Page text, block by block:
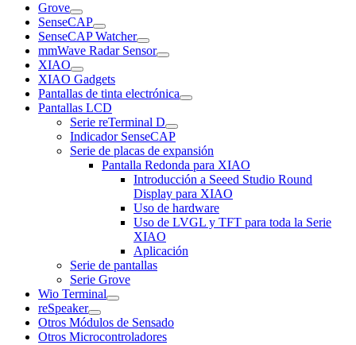
Grove
SenseCAP
SenseCAP Watcher
mmWave Radar Sensor
XIAO
XIAO Gadgets
Pantallas de tinta electrónica
Pantallas LCD
Serie reTerminal D
Indicador SenseCAP
Serie de placas de expansión
Pantalla Redonda para XIAO
Introducción a Seeed Studio Round
Display para XIAO
Uso de hardware
Uso de LVGL y TFT para toda la Serie
XIAO
Aplicación
Serie de pantallas
Serie Grove
Wio Terminal
reSpeaker
Otros Módulos de Sensado
Otros Microcontroladores